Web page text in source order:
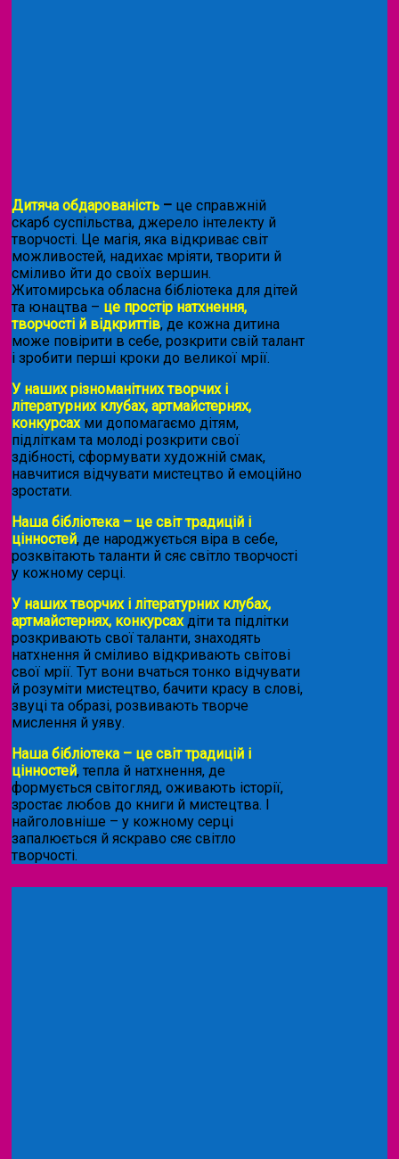
Дитяча обдарованість – це справжній
скарб суспільства, джерело інтелекту й
творчості. Це магія, яка відкриває світ
можливостей, надихає мріяти, творити й
сміливо йти до своїх вершин.
Житомирська обласна бібліотека для дітей
та юнацтва – це простір натхнення,
творчості й відкриттів, де кожна дитина
може повірити в себе, розкрити свій талант
і зробити перші кроки до великої мрії.
У наших різноманітних творчих і
літературних клубах, артмайстернях,
конкурсахми допомагаємо дітям,
підліткам та молоді розкрити свої
здібності, сформувати художній смак,
навчитися відчувати мистецтво й емоційно
зростати.
Наша бібліотека – це світ традицій і
цінностей, де народжується віра в себе,
розквітають таланти й сяє світло творчості
у кожному серці.
У наших творчих і літературних клубах,
артмайстернях, конкурсахдіти та підлітки
розкривають свої таланти, знаходять
натхнення й сміливо відкривають світові
свої мрії. Тут вони вчаться тонко відчувати
й розуміти мистецтво, бачити красу в слові,
звуці та образі, розвивають творче
мислення й уяву.
Наша бібліотека – це світ традицій і
цінностей, тепла й натхнення, де
формується світогляд, оживають історії,
зростає любов до книги й мистецтва. І
найголовніше – у кожному серці
запалюється й яскраво сяє світло
творчості.